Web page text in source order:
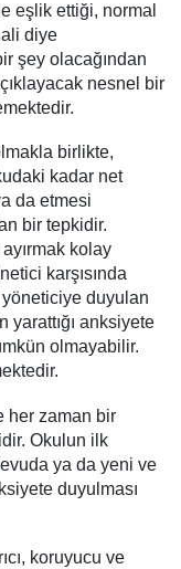
eşlik ettiği, normal
diye
şey olacağından
nesnel bir
birlikte,
kadar net
da etmesi
bir tepkidir.
kolay
karşısında
duyulan
yarattığı anksiyete
olmayabilir.
her zaman bir
Okulun ilk
ya da yeni ve
duyulması
koruyucu ve